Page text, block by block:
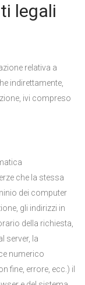
legali
relativa a
indirettamente,
ivi compreso
che la stessa
dei computer
gli indirizzi in
della richiesta,
server, la
numerico
fine, errore, ecc.) il